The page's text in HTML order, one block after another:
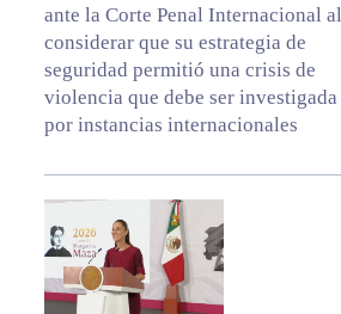
ante la Corte Penal Internacional al
considerar que su estrategia de
seguridad permitió una crisis de
violencia que debe ser investigada
por instancias internacionales